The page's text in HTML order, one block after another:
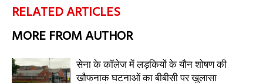
RELATED ARTICLES
MORE FROM AUTHOR
सेना के कॉलेज में लड़कियों के यौन शोषण की
खौफनाक घटनाओं का बीबीसी पर खुलासा